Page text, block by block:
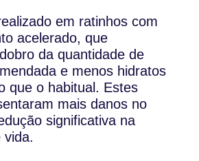
em ratinhos com
acelerado, que
da quantidade de
e menos hidratos
que o habitual. Estes
mais danos no
significativa na
vida.